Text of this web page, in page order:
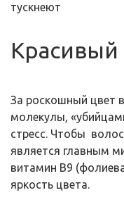
тускнеют
Красивый
За роскошный цвет
молекулы,
стресс. Чтобы
является главным
витамин В9
яркость цвета.